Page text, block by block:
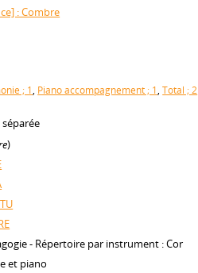
: Combre
; 1, Piano accompagnement ; 1,Total ; 2
)
- Répertoire par instrument : Cor
et piano